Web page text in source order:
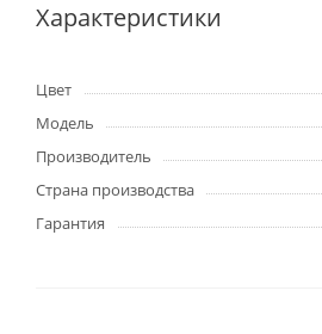
Характеристики
Цвет
Модель
Производитель
Страна производства
Гарантия